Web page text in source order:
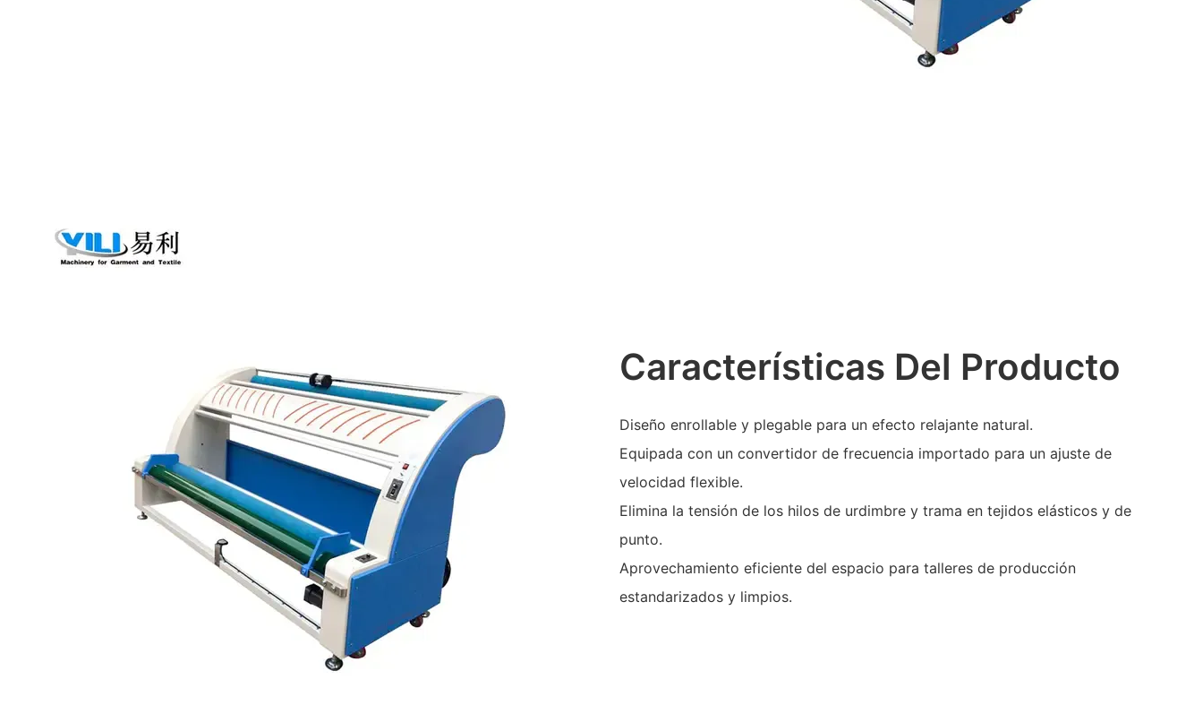
Características Del Producto
Diseño enrollable y plegable para un efecto relajante natural.
Equipada con un convertidor de frecuencia importado para un ajuste de
velocidad flexible.
Elimina la tensión de los hilos de urdimbre y trama en tejidos elásticos y de
punto.
Aprovechamiento eficiente del espacio para talleres de producción
estandarizados y limpios.